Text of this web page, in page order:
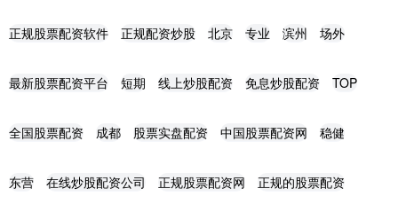
正规股票配资软件 正规配资炒股 北京 专业 滨州 场外
最新股票配资平台 短期 线上炒股配资 免息炒股配资 TOP
全国股票配资 成都 股票实盘配资 中国股票配资网 稳健
东营 在线炒股配资公司 正规股票配资网 正规的股票配资